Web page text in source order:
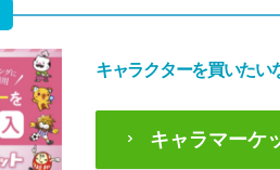
キャラクターを買いたい
キャラマーケ